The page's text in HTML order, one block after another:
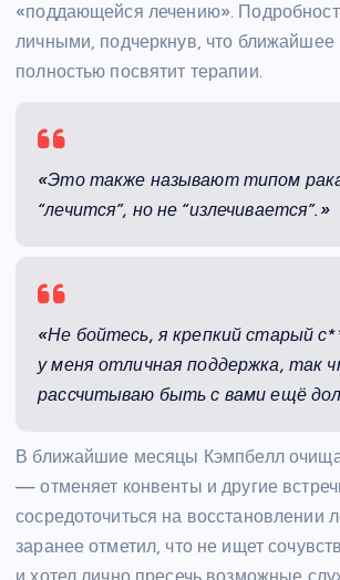
«поддающейся лечению».
личными, подчеркнув, что ближайшее
полностью посвятит терапии.
«Это также называют типом
“лечится”, но не “излечивается”.»
«Не бойтесь, я крепкий старый
у меня отличная поддержка, так
рассчитываю быть с вами ещё
В ближайшие месяцы Кэмпбелл
— отменяет конвенты и другие
сосредоточиться на восстановлении
заранее отметил, что не ищет
и хотел лично пресечь возможные